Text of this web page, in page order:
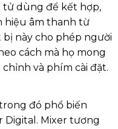
tử dùng để kết hợp,
hiệu âm thanh từ
này cho phép người
cách mà họ mong
và phím cài đặt.
đó phổ biến
Digital. Mixer tương